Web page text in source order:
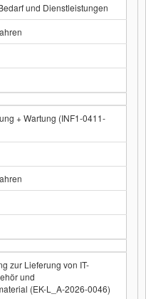
und Dienstleistungen
+ Wartung (INF1-0411-
zur Lieferung von IT-
und
(EK-L_A-2026-0046)